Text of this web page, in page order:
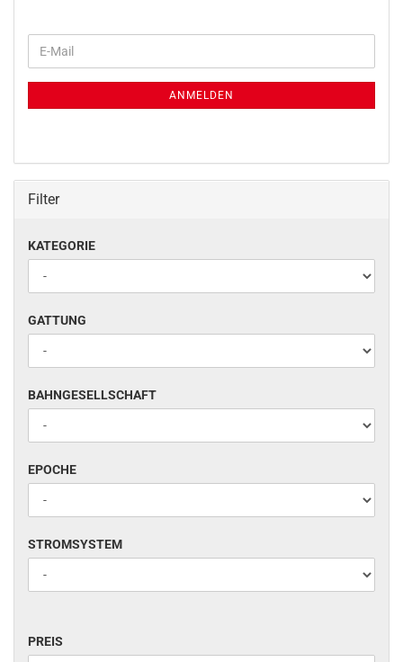
ZUR
E-
Mail
ANMELDEN
Filter
KATEGORIE
KATEGORIE
GATTUNG
GATTUNG
BAHNGESELLSCHAFT
BAHNGESELLSCHAFT
EPOCHE
EPOCHE
STROMSYSTEM
STROMSYSTEM
PREIS
PREIS